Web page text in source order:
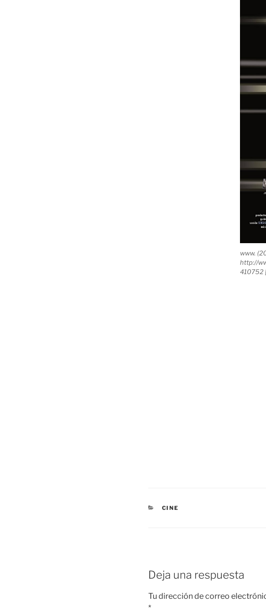
www.
http://
410752
CATEGORÍAS
CINE
Deja una respuesta
Tu dirección de correo
*